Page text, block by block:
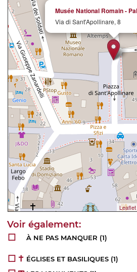
Musée National Romain -
Via di Sant'Apollinare, 8
Leaflet
À NE PAS MANQUER (1)
ÉGLISES ET BASILIQUES (1)